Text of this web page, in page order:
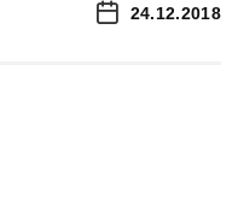
24.12.2018